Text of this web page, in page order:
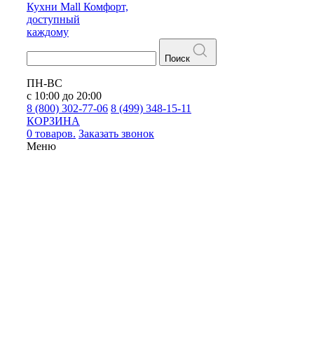
Кухни Mall Комфорт,
доступный
каждому
Поиск
ПН-ВС
с 10:00 до 20:00
8 (800) 302-77-06 8 (499) 348-15-11
КОРЗИНА
0 товаров. Заказать звонок
Меню